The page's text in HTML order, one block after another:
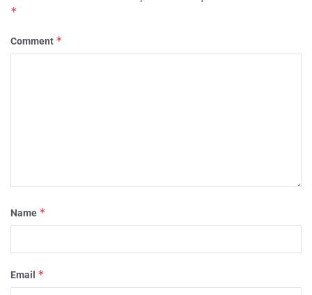
*
Comment *
Name *
Email *